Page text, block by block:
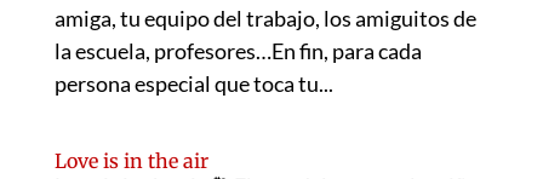
amiga, tu equipo del trabajo, los amiguitos de
la escuela, profesores…En fin, para cada
persona especial que toca tu...
Love is in the air